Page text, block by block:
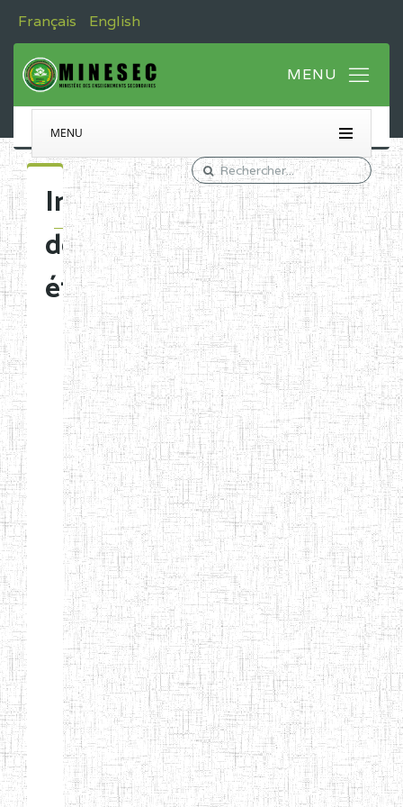
Français English
MENU
Immatriculation
des
établissements
Etablissements
d'enseignement
normal
ENI
Chercher:
Effacer les filtres
Denomination
Type